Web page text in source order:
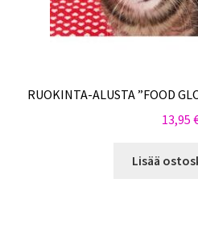
RUOKINTA-ALUSTA ”FOOD
13,95
Lisää